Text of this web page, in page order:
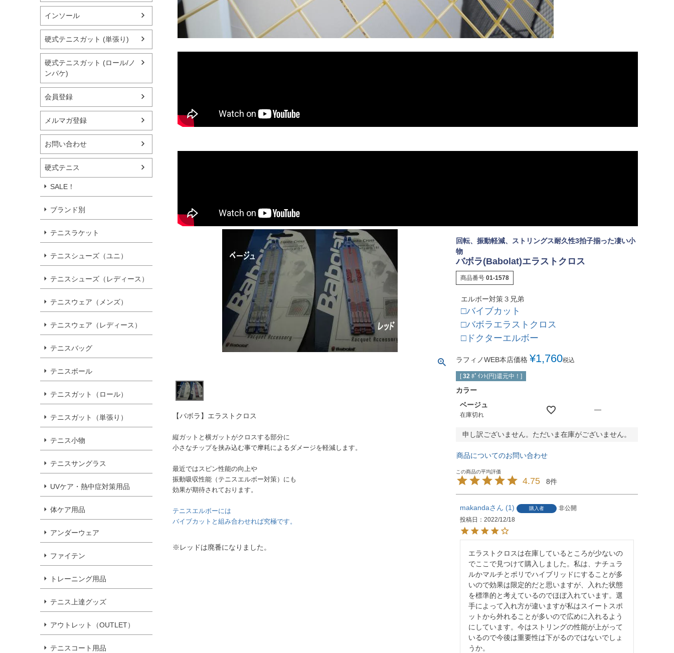
インソール
硬式テニスガット (単張り)
硬式テニスガット (ロール/ノ
ンパケ)
会員登録
メルマガ登録
お問い合わせ
硬式テニス
SALE！
ブランド別
テニスラケット
テニスシューズ（ユニ）
テニスシューズ（レディース）
テニスウェア（メンズ）
テニスウェア（レディース）
テニスバッグ
テニスボール
テニスガット（ロール）
テニスガット（単張り）
テニス小物
テニスサングラス
UVケア・熱中症対策用品
体ケア用品
アンダーウェア
ファイテン
トレーニング用品
テニス上達グッズ
アウトレット（OUTLET）
テニスコート用品
【バボラ】エラストクロス
縦ガットと横ガットがクロスする部分に
小さなチップを挟み込む事で摩耗によるダメージを軽減します。
最近ではスピン性能の向上や
振動吸収性能（テニスエルボー対策）にも
効果が期待されております。
テニスエルボーには
バイブカットと組み合わせれば究極です。
※レッドは廃番になりました。
回転、振動軽減、ストリングス耐久性3拍子揃った凄い小
物
バボラ(Babolat)エラストクロス
商品番号 01-1578
エルボー対策３兄弟
□バイブカット
□バボラエラストクロス
□ドクターエルボー
ラフィノWEB本店価格 ¥1,760税込
[ 32 ﾎﾟｲﾝﾄ(円)還元中！]
カラー
ベージュ
在庫切れ
—
申し訳ございません。ただいま在庫がございません。
商品についてのお問い合わせ
4.75 8
makanda 1 購入者
非公開
投稿日
2022/12/18
エラストクロスは在庫しているところが少ないの
でここで見つけて購入しました。私は、ナチュラ
ルかマルチとポリでハイブリッドにすることが多
いので効果は限定的だと思いますが、入れた状態
を標準的と考えているのでほぼ入れています。選
手によって入れ方が違いますが私はスイートスポ
ットから外れることが多いので広めに入れるよう
にしています。今はストリングの性能が上がって
いるので今後は重要性は下がるのではないでしょ
うか。